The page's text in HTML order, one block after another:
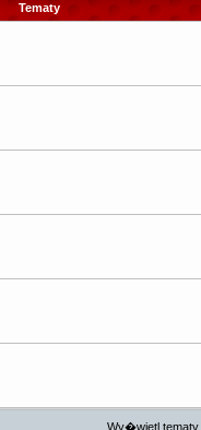
Tematy
Wy�wietl